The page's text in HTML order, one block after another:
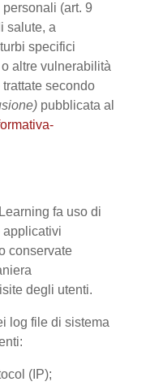
(art. 9
salute, a
specifici
altre vulnerabilità
secondo
pubblicata al
fa uso di
applicativi
conservate
degli utenti.
log file di sistema
(IP);